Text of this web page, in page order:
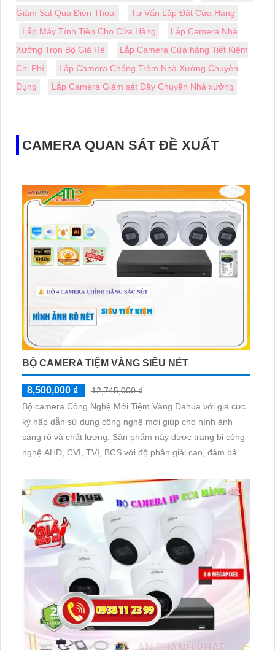
Giám Sát Qua Điện Thoại
Tư Vấn Lắp Đặt Cửa Hàng
Lắp Máy Tính Tiền Cho Cửa Hàng
Lắp Camera Nhà
Xưởng Trọn Bộ Giá Rẻ
Lắp Camera Cửa hàng Tiết Kiệm
Chi Phí
Lắp Camera Chống Trộm Nhà Xưởng Chuyên
Dụng
Lắp Camera Giám sát Dây Chuyền Nhà xưởng
CAMERA QUAN SÁT ĐỀ XUẤT
BỘ CAMERA TIỆM VÀNG SIÊU NÉT
8,500,000 ₫
12,745,000 ₫
Bộ camera Công Nghệ Mới Tiệm Vàng Dahua với giá cực
kỳ hấp dẫn sử dụng công nghệ mới giúp cho hình ảnh
sáng rõ và chất lượng. Sản phẩm này được trang bị công
nghệ AHD, CVI, TVI, BCS với độ phân giải cao, đảm bảo
thoại dễ dàng hơn bao giờ hết, giúp bạn có thể kiểm soát
toàn bộ tình hình mọi nơi mọi lúc